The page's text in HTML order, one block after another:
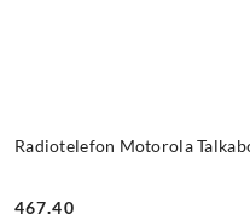
Radiotelefon Motorola
467.40